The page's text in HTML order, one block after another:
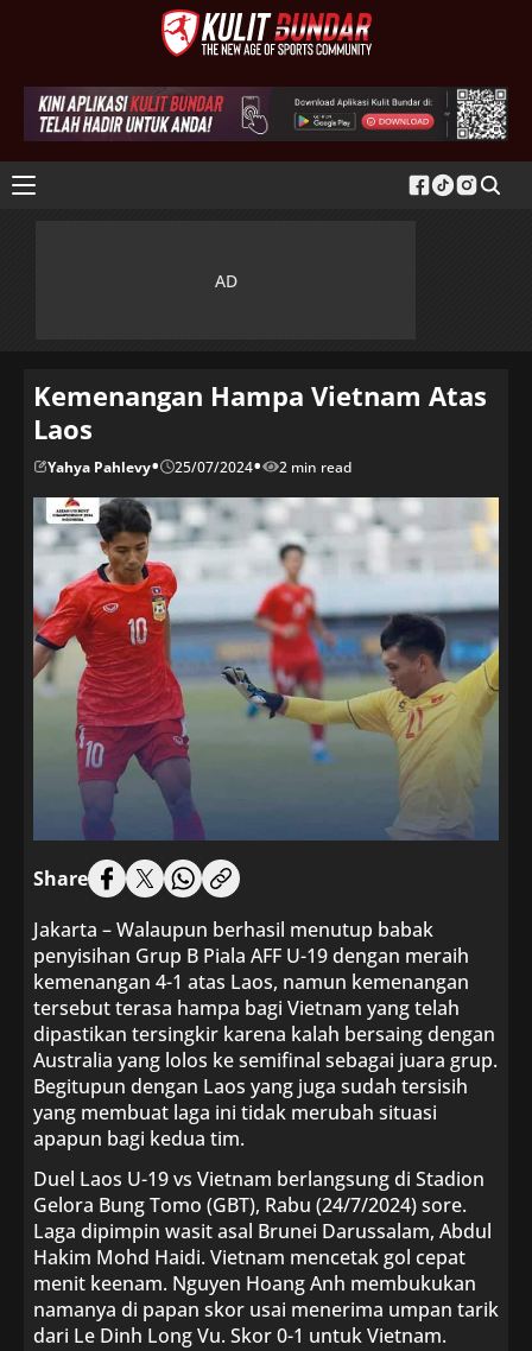
Kemenangan Hampa Vietnam Atas
Laos
Yahya Pahlevy• 25/07/2024• 2 min read
Share
Jakarta – Walaupun berhasil menutup babak
penyisihan Grup B Piala AFF U-19 dengan meraih
kemenangan 4-1 atas Laos, namun kemenangan
tersebut terasa hampa bagi Vietnam yang telah
dipastikan tersingkir karena kalah bersaing dengan
Australia yang lolos ke semifinal sebagai juara grup.
Begitupun dengan Laos yang juga sudah tersisih
yang membuat laga ini tidak merubah situasi
apapun bagi kedua tim.
Duel Laos U-19 vs Vietnam berlangsung di Stadion
Gelora Bung Tomo (GBT), Rabu (24/7/2024) sore.
Laga dipimpin wasit asal Brunei Darussalam, Abdul
Hakim Mohd Haidi. Vietnam mencetak gol cepat
menit keenam. Nguyen Hoang Anh membukukan
namanya di papan skor usai menerima umpan tarik
dari Le Dinh Long Vu. Skor 0-1 untuk Vietnam.